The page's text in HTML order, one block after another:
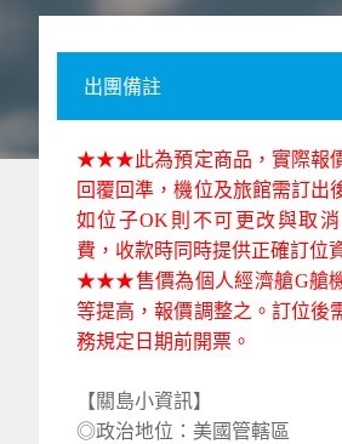
出團備註
★★★此為預定商品，實際報
回覆回準，機位及旅館需訂出
如位子OK則不可更改與取
費，收款時同時提供正確訂位
★★★售價為個人經濟艙G艙
等提高，報價調整之。訂位後
務規定日期前開票。
【關島小資訊】
◎政治地位：美國管轄區